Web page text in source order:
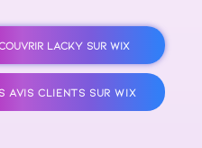
LACKY SUR WIX
AVIS CLIENTS SUR WIX